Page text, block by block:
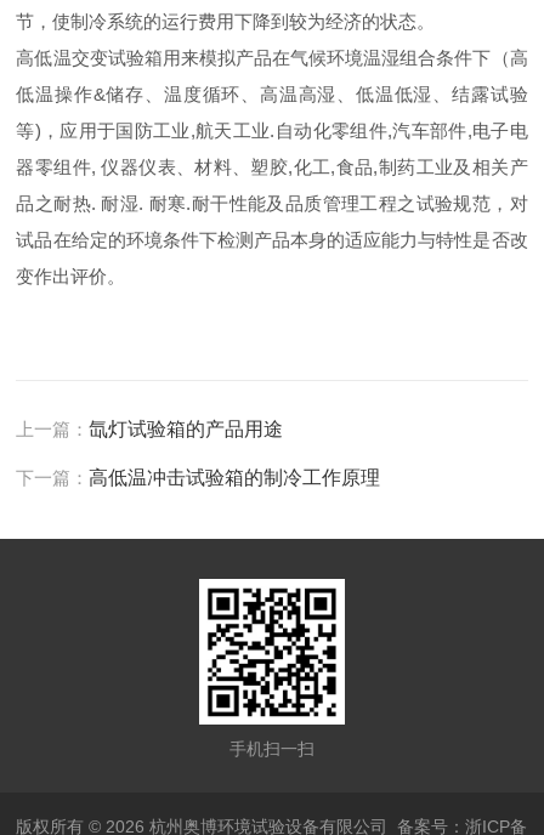
节，使制冷系统的运行费用下降到较为经济的状态。
高低温交变试验箱用来模拟产品在气候环境温湿组合条件下（高
低温操作&储存、温度循环、高温高湿、低温低湿、结露试验
等)，应用于国防工业,航天工业.自动化零组件,汽车部件,电子电
器零组件, 仪器仪表、材料、塑胶,化工,食品,制药工业及相关产
品之耐热. 耐湿. 耐寒.耐干性能及品质管理工程之试验规范，对
试品在给定的环境条件下检测产品本身的适应能力与特性是否改
变作出评价。
上一篇：氙灯试验箱的产品用途
下一篇：高低温冲击试验箱的制冷工作原理
手机扫一扫
版权所有 © 2026 杭州奥博环境试验设备有限公司备案号：浙ICP备